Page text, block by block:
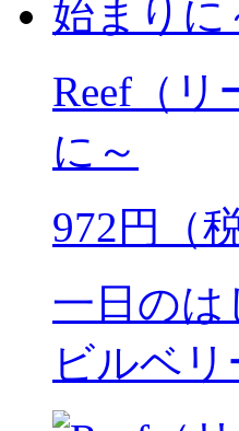
Reef（
に～
972円（
一日の
ビルベ